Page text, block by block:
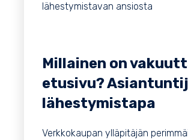
lähestymistavan ansiosta
Millainen on
etusivu?
lähestymistapa
Verkkokaupan ylläpitäjän